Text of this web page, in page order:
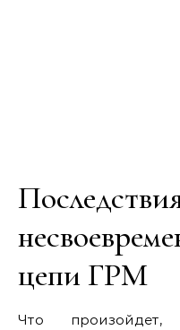
цепи ГРМ
Что произойдет,